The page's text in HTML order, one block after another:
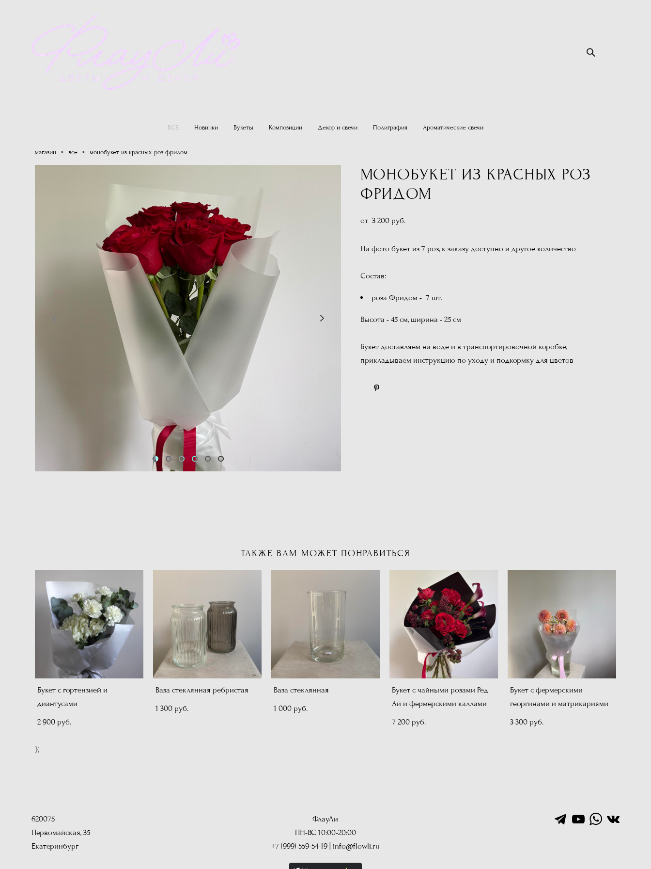
ВСЕ Новинки Букеты Композиции Декор и свечи Полиграфия Ароматические свечи
магазин > все > монобукет из красных роз фридом
МОНОБУКЕТ ИЗ КРАСНЫХ РОЗ
ФРИДОМ
от 3 200 pуб.
На фото букет из 7 роз, к заказу доступно и другое количество
Состав:
роза Фридом - 7 шт.
Высота - 45 см, ширина - 25 см
Букет доставляем на воде и в транспортировочной коробке,
прикладываем инструкцию по уходу и подкормку для цветов
ТАКЖЕ ВАМ МОЖЕТ ПОНРАВИТЬСЯ
Букет с гортензией и
диантусами
2 900 pуб.
Ваза стеклянная ребристая
1 300 pуб.
Ваза стеклянная
1 000 pуб.
Букет с чайными розами Ред
Ай и фермерскими каллами
7 200 pуб.
Букет с фермерскими
георгинами и матрикариями
3 300 pуб.
};
620075
Первомайская, 35
Екатеринбург
ФлауЛи
ПН-ВС 10:00-20:00
+7 (999) 559-54-19| info@flowli.ru